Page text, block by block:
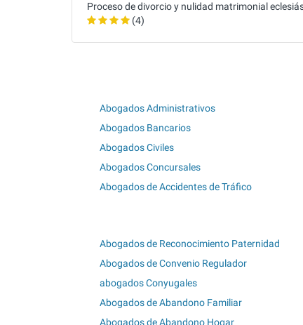
Proceso de divorcio y nulidad matrimonial
(4)
Abogados Administrativos
Abogados Bancarios
Abogados Civiles
Abogados Concursales
Abogados de Accidentes de Tráfico
Abogados de Reconocimiento Paternidad
Abogados de Convenio Regulador
abogados Conyugales
Abogados de Abandono Familiar
Abogados de Abandono Hogar